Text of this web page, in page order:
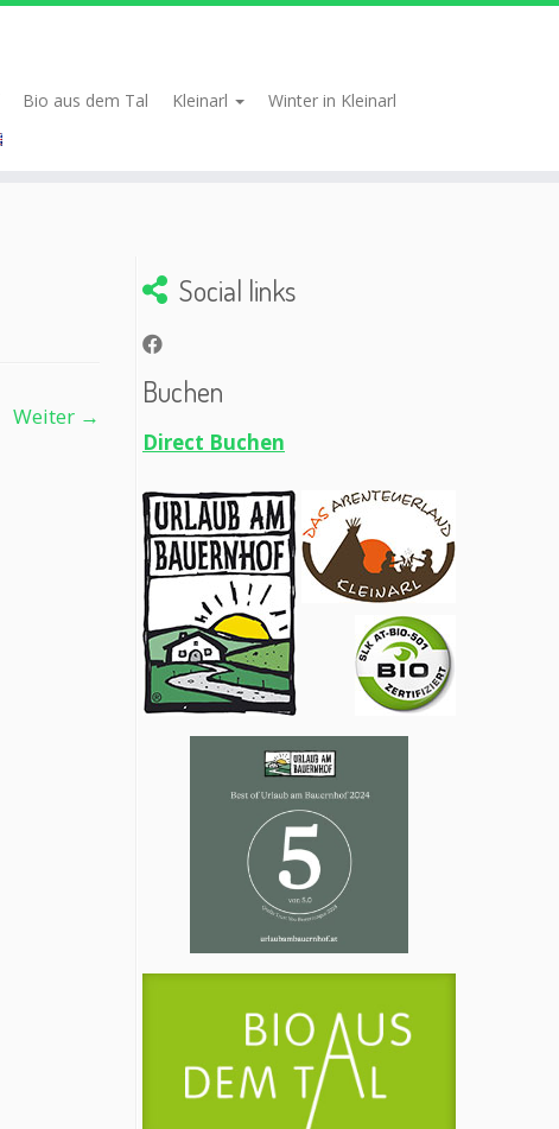
Bio aus dem Tal Kleinarl
Winter in Kleinarl
Weiter →
Social links
Buchen
Direct Buchen